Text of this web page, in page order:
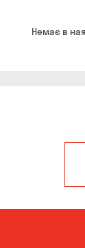
Немає в